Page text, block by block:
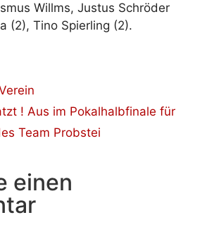
Willms, Justus Schröder
(2), Tino Spierling (2).
! Aus im Pokalhalbfinale für
Team Probstei
einen